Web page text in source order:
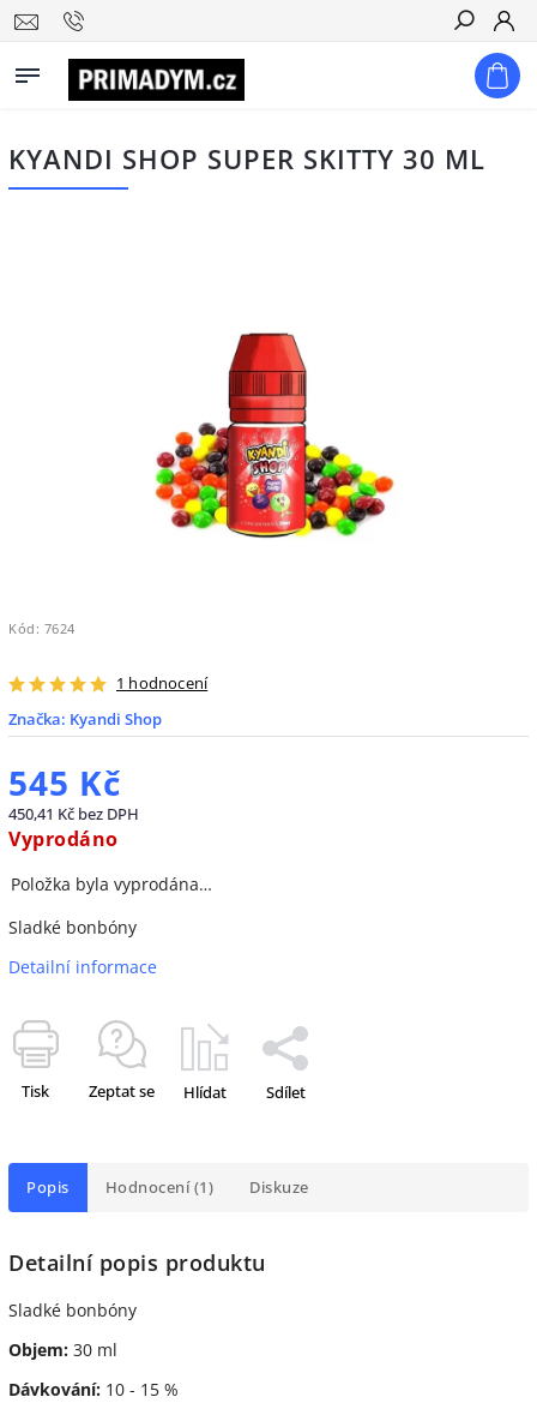
Hledat
KYANDI SHOP SUPER SKITTY 30 ML
Kód: 7624
1 hodnocení
Značka: Kyandi Shop
545 Kč
450,41 Kč bez DPH
Vyprodáno
Položka byla vyprodána…
Sladké bonbóny
Detailní informace
Tisk Zeptat se Hlídat Sdílet
Popis Hodnocení (1) Diskuze
Detailní popis produktu
Sladké bonbóny
Objem: 30 ml
Dávkování: 10 - 15 %